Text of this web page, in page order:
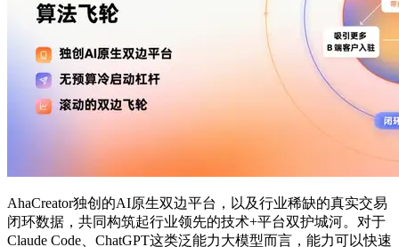
AhaCreator独创的AI原生双边平台，以及行业稀缺的真实交易
闭环数据，共同构筑起行业领先的技术+平台双护城河。对于
Claude Code、ChatGPT这类泛能力大模型而言，能力可以快速